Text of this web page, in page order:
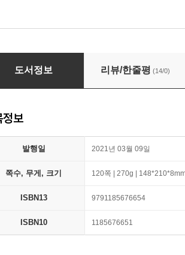
요한 것은 아무것도 하지 않습니다
도서정보 리뷰/한줄평 (14/0)
정보
발행일 2021년 03월 09일
쪽수, 무게, 크기 120쪽 | 270g |
ISBN13 9791185676654
ISBN10 1185676651